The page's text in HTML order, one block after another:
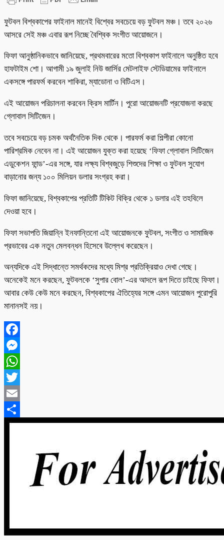
ফুটবল বিশ্বকাপের ফাইনাল মানেই বিশ্বের সবচেয়ে বড় ফুটবল মঞ্চ। তবে ২০২৬
আসরে সেই মঞ্চ এবার রূপ নিচ্ছে বৈশ্বিক সংগীত আয়োজনে।
ফিফা আনুষ্ঠানিকভাবে জানিয়েছে, প্রথমবারের মতো বিশ্বকাপ ফাইনালে অনুষ্ঠিত হবে
হাফটাইম শো। আগামী ১৯ জুলাই নিউ জার্সির মেটলাইফ স্টেডিয়ামের ফাইনালে
একসঙ্গে পারফর্ম করবেন শাকিরা, ম্যাডোনা ও বিটিএস।
এই আয়োজন পরিচালনা করবেন ক্রিস মার্টিন। পুরো আয়োজনটি প্রযোজনা করছে
গ্লোবাল সিটিজেন।
তবে সবচেয়ে বড় চমক অর্থনৈতিক দিক থেকে। পারফর্ম করা শিল্পীরা কোনো
পারিশ্রমিক নেবেন না। এই আয়োজন যুক্ত করা হয়েছে ‘ফিফা গ্লোবাল সিটিজেন
এডুকেশন ফান্ড’-এর সঙ্গে, যার লক্ষ্য বিশ্বজুড়ে শিশুদের শিক্ষা ও ফুটবল সুযোগ
বাড়ানোর জন্য ১০০ মিলিয়ন ডলার সংগ্রহ করা।
ফিফা জানিয়েছে, বিশ্বকাপের প্রতিটি টিকিট বিক্রি থেকে ১ ডলার এই তহবিলে
দেওয়া হবে।
ফিফা সভাপতি জিয়ান্নি ইনফান্তিনো এই আয়োজনকে ফুটবল, সংগীত ও সামাজিক
প্রভাবের এক নতুন মেলবন্ধন হিসেবে উল্লেখ করেছেন।
অন্যদিকে এই সিদ্ধান্তে সমর্থকদের মধ্যে মিশ্র প্রতিক্রিয়াও দেখা গেছে।
অনেকেই মনে করছেন, ফুটবলকে ‘সুপার বোল’-এর আদলে রূপ দিতে চাইছে ফিফা।
আবার কেউ কেউ মনে করছেন, বিশ্বকাপের ঐতিহ্যের সঙ্গে এমন আয়োজন পুরোপুরি
মানানসই নয়।
Facebook
Messenger
WhatsApp
Twitter
Email
Share